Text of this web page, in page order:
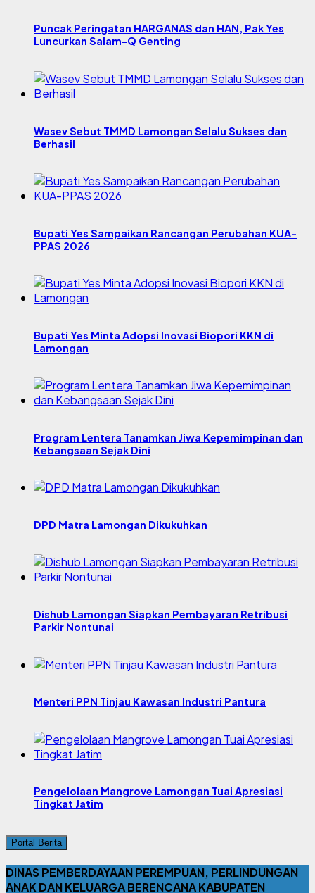
Puncak Peringatan HARGANAS dan HAN, Pak Yes
Luncurkan Salam-Q Genting
Wasev Sebut TMMD Lamongan Selalu Sukses dan
Berhasil
Bupati Yes Sampaikan Rancangan Perubahan KUA-
PPAS 2026
Bupati Yes Minta Adopsi Inovasi Biopori KKN di
Lamongan
Program Lentera Tanamkan Jiwa Kepemimpinan dan
Kebangsaan Sejak Dini
DPD Matra Lamongan Dikukuhkan
Dishub Lamongan Siapkan Pembayaran Retribusi
Parkir Nontunai
Menteri PPN Tinjau Kawasan Industri Pantura
Pengelolaan Mangrove Lamongan Tuai Apresiasi
Tingkat Jatim
Portal Berita
DINAS PEMBERDAYAAN PEREMPUAN, PERLINDUNGAN
ANAK DAN KELUARGA BERENCANA KABUPATEN